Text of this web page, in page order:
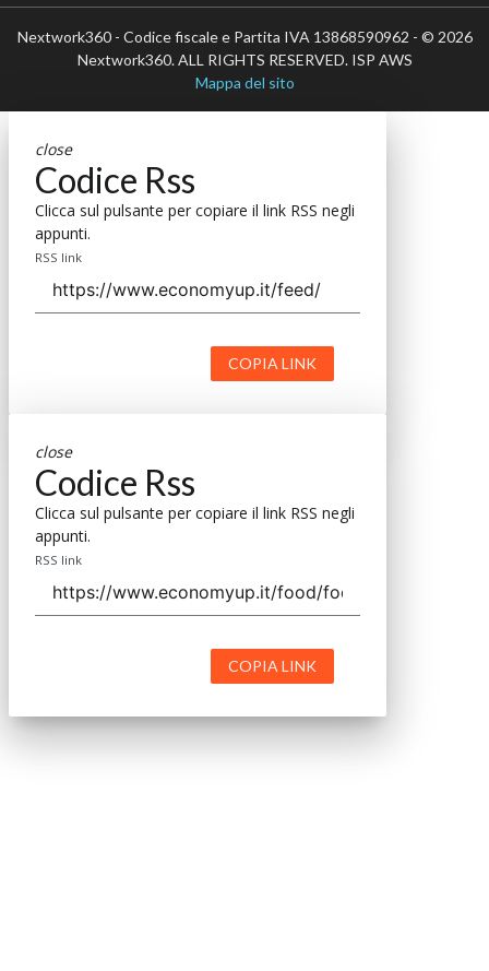
Nextwork360 - Codice fiscale e Partita IVA 13868590962 - © 2026
Nextwork360. ALL RIGHTS RESERVED. ISP AWS
Mappa del sito
close
Codice Rss
Clicca sul pulsante per copiare il link RSS negli
appunti.
RSS link
COPIA LINK
close
Codice Rss
Clicca sul pulsante per copiare il link RSS negli
appunti.
RSS link
COPIA LINK